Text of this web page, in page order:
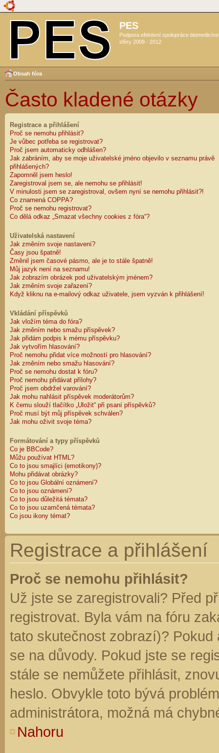
PES
Podpora efektivní spolupráce
sféry 2009 - 2012
Obsah fóra
Často kladené otázky
Registrace a přihlášení
Proč se nemohu přihlásit?
Je vůbec potřeba se registrovat?
Proč jsem automaticky odhlášen?
Jak zabráním, aby se moje uživatelské jméno objevilo v seznamu právě
přihlášených?
Zapomněl jsem heslo!
Zaregistroval jsem se, ale nemohu se přihlásit!
V minulosti jsem se zaregistroval, ovšem nyní se nemohu přihlásit?!
Co znamená COPPA?
Proč se nemohu registrovat?
Co dělá odkaz „Smazat všechny cookies z fóra“?
Uživatelská nastavení
Jak změním svoje nastavení?
Časy jsou špatně!
Změnil jsem časové pásmo, ale je to stále špatně!
Můj jazyk není na seznamu!
Jak zobrazím obrázek pod uživatelským jménem?
Jak změním svoje zařazení?
Když kliknu na e-mailový odkaz uživatele, jsem vyzván k přihlášení!
Vkládání příspěvků
Jak vložím téma do fóra?
Jak změním nebo smažu příspěvek?
Jak přidám podpis k mému příspěvku?
Jak vytvořím hlasování?
Proč nemohu přidat více možností pro hlasování?
Jak změním nebo smažu hlasování?
Proč se nemohu dostat k fóru?
Proč nemohu přidávat přílohy?
Proč jsem obdržel varování?
Jak mohu nahlásit příspěvek moderátorům?
K čemu slouží tlačítko „Uložit“ při psaní příspěvků?
Proč musí být můj příspěvek schválen?
Jak mohu oživit svoje téma?
Formátování a typy příspěvků
Co je BBCode?
Můžu používat HTML?
Co to jsou smajlíci (emotikony)?
Mohu přidávat obrázky?
Co to jsou Globální oznámení?
Co to jsou oznámení?
Co to jsou důležitá témata?
Co to jsou uzamčená témata?
Co jsou ikony témat?
Registrace a přihlášení
Proč se nemohu přihlásit?
Už jste se zaregistrovali? Před
registrovat. Byla vám na fóru
tato skutečnost zobrazí)?
se na důvody. Pokud jste se
stále se nemůžete přihlásit,
heslo. Obvykle toto bývá
administrátora, možná má
Nahoru